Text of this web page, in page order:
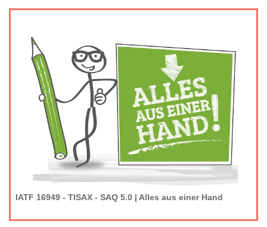
IATF 16949 - TISAX - SAQ 5.0 | Alles aus einer Hand